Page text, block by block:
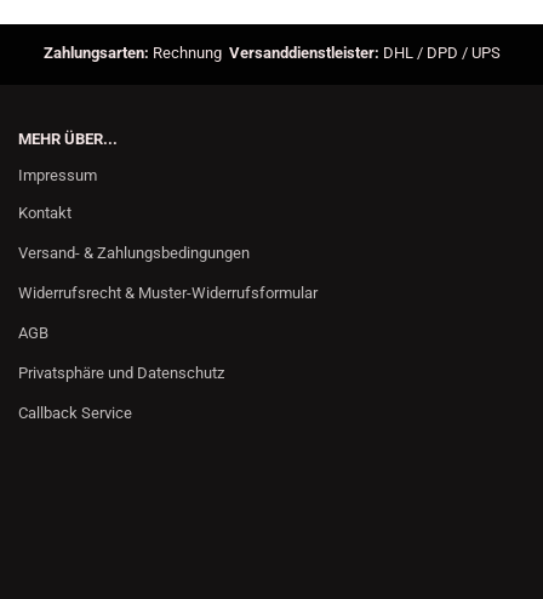
Zahlungsarten: Rechnung Versanddienstleister: DHL / DPD / UPS
MEHR ÜBER...
Impressum
Kontakt
Versand- & Zahlungsbedingungen
Widerrufsrecht & Muster-Widerrufsformular
AGB
Privatsphäre und Datenschutz
Callback Service